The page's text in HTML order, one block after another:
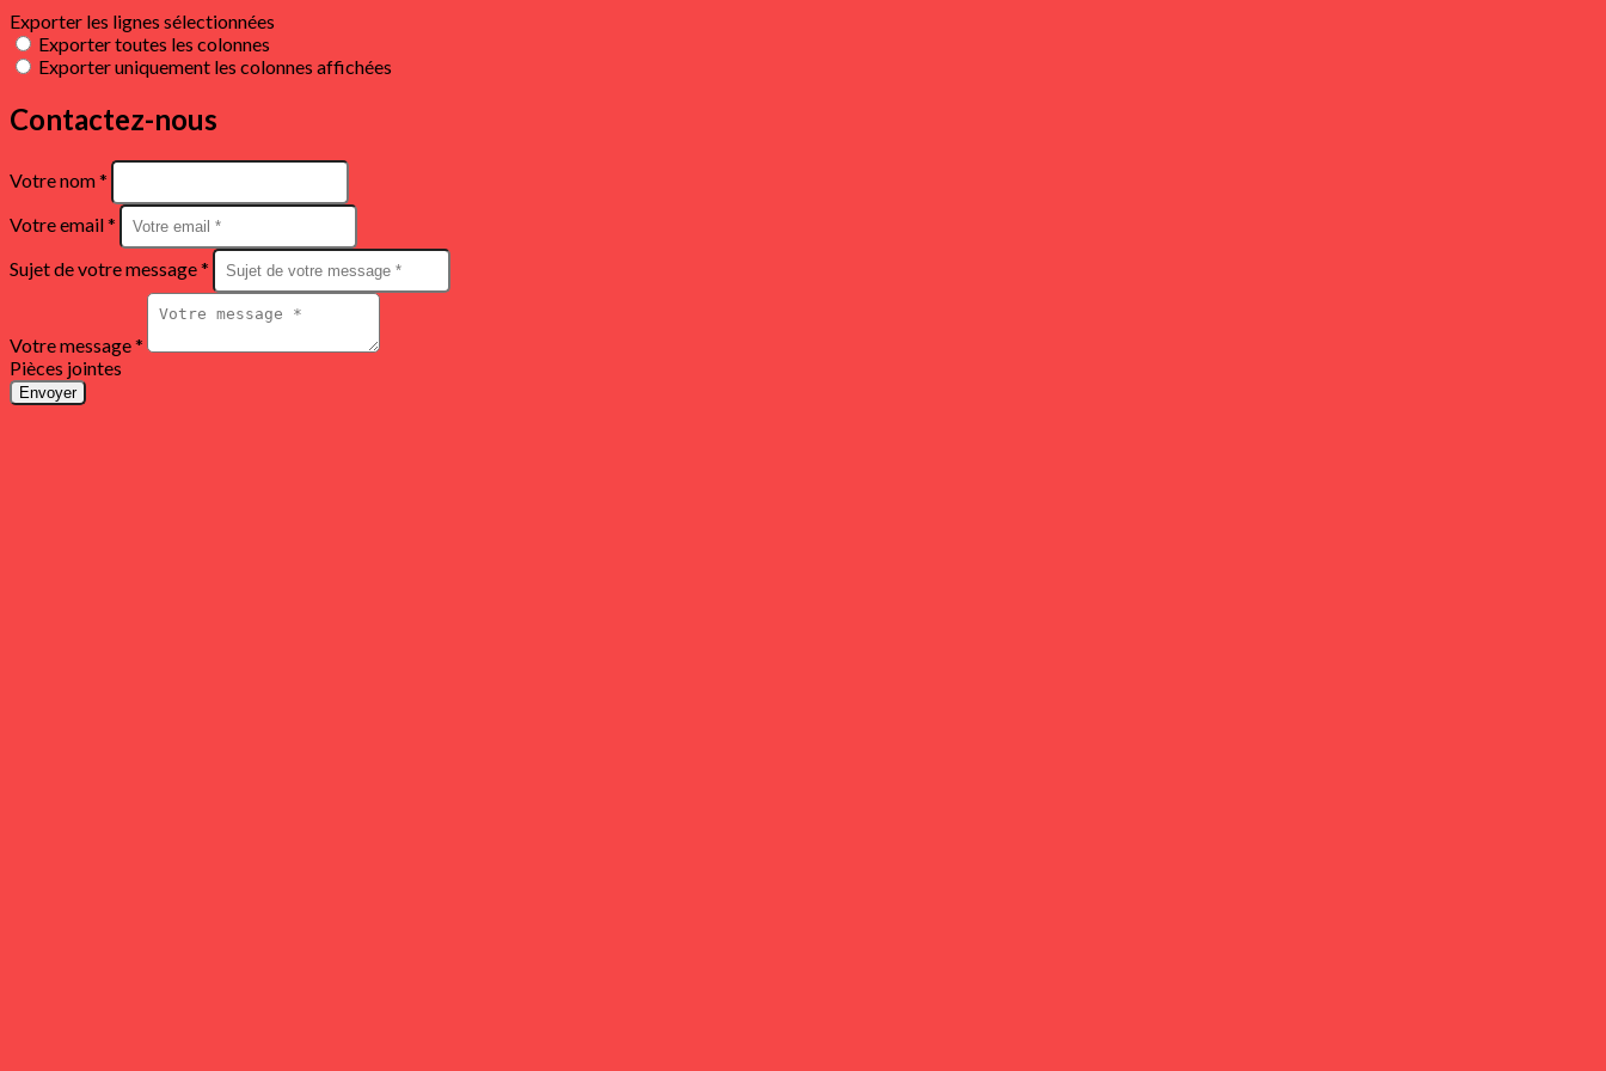
Exporter les lignes sélectionnées
Exporter toutes les colonnes
Exporter uniquement les colonnes affichées
Contactez-nous
Votre nom *
Votre email *
Sujet de votre message *
Votre message *
Pièces jointes
Envoyer